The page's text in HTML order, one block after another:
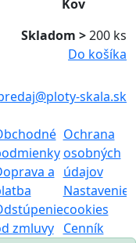
Kov
Skladom >200 ks
Do košíka
skala.sk
a
zmluvy
Ochrana
osobných
údajov
Nastavenie
cookies
Cenník